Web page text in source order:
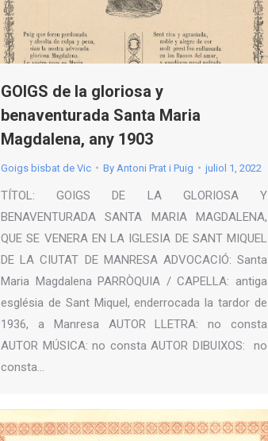
GOIGS de la gloriosa y
benaventurada Santa Maria
Magdalena, any 1903
Goigs bisbat de Vic By Antoni Prat i Puig juliol 1, 2022
TÍTOL: GOIGS DE LA GLORIOSA Y
BENAVENTURADA SANTA MARIA MAGDALENA,
QUE SE VENERA EN LA IGLESIA DE SANT MIQUEL
DE LA CIUTAT DE MANRESA ADVOCACIÓ: Santa
Maria Magdalena PARRÒQUIA / CAPELLA: antiga
església de Sant Miquel, enderrocada la tardor de
1936, a Manresa AUTOR LLETRA: no consta
AUTOR MÚSICA: no consta AUTOR DIBUIXOS: no
consta…